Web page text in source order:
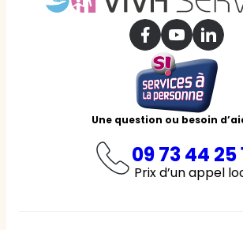
Une question ou besoin
09 73 44 25
Prix d’un appel